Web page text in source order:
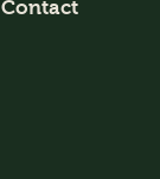
Contact